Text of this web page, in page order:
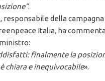
.
responsabile della campagna
Italia, ha
finalmente la
chiara e inequivocabile».